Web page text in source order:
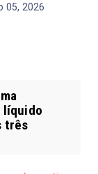
05, 2026
líquido
três